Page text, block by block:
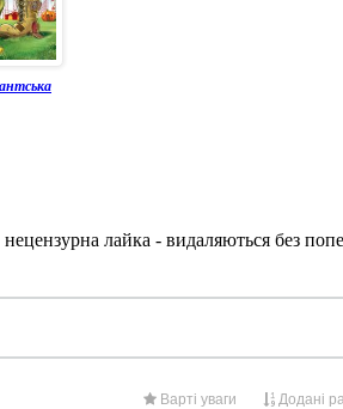
лайка - видаляються без